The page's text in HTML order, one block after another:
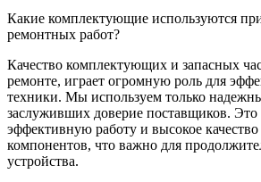
Какие комплектующие используются
ремонтных работ?
Качество комплектующих и запасных
ремонте, играет огромную роль для
техники. Мы используем только
заслуживших доверие поставщиков. Это
эффективную работу и высокое
компонентов, что важно для
устройства.